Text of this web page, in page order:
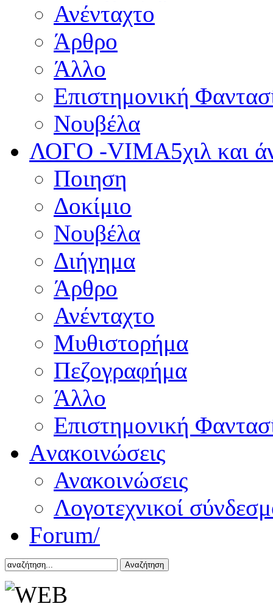
Ανένταχτο
Άρθρο
Άλλο
Επιστημονική
Νουβέλα
ΛΟΓΟ -VIMA5χιλ και
Ποιηση
Δοκίμιο
Νουβέλα
Διήγημα
Άρθρο
Ανένταχτο
Μυθιστορήμα
Πεζογραφήμα
Άλλο
Επιστημονική
Aνακοινώσεις
Ανακοινώσεις
Λογοτεχνικοί
Forum/
Αναζήτηση